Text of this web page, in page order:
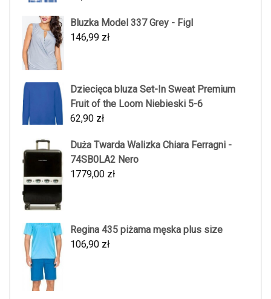
Bluzka Model 337 Grey - Figl
146,99 zł
Dziecięca bluza Set-In Sweat Premium
Fruit of the Loom Niebieski 5-6
62,90 zł
Duża Twarda Walizka Chiara Ferragni -
74SB0LA2 Nero
1779,00 zł
Regina 435 piżama męska plus size
106,90 zł